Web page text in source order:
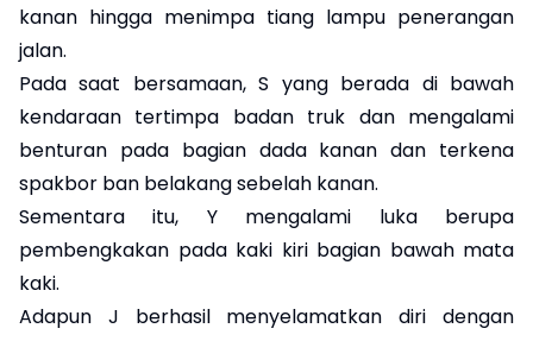
kanan hingga menimpa tiang lampu penerangan
jalan.
Pada saat bersamaan, S yang berada di bawah
kendaraan tertimpa badan truk dan mengalami
benturan pada bagian dada kanan dan terkena
spakbor ban belakang sebelah kanan.
Sementara itu, Y mengalami luka berupa
pembengkakan pada kaki kiri bagian bawah mata
kaki.
Adapun J berhasil menyelamatkan diri dengan